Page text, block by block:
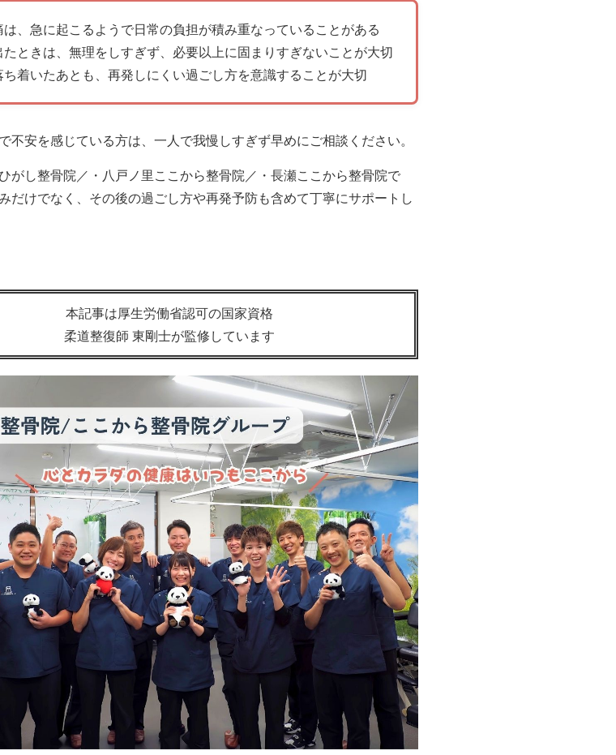
は、急に起こるようで日常の負担が積み重なっていることがある
たときは、無理をしすぎず、必要以上に固まりすぎないことが大切
ち着いたあとも、再発しにくい過ごし方を意識することが大切
不安を感じている方は、一人で我慢しすぎず早めにご相談ください。
がし整骨院／・八戸ノ里ここから整骨院／・長瀬ここから整骨院で
だけでなく、その後の過ごし方や再発予防も含めて丁寧にサポートし
本記事は厚生労働省認可の国家資格
柔道整復師 東剛士が監修しています